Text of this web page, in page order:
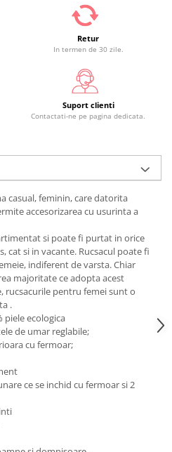
Retur
In termen de 30 zile.
Suport clienti
Contactati-ne pe pagina dedicata.
casual, feminin, care datorita
accesorizarea cu usurinta a
si poate fi purtat in orice
cat si in vacante. Rucsacul poate fi
indiferent de varsta. Chiar
majoritate ce adopta acest
rucsacurile pentru femei sunt o
.
piele ecologica
de umar reglabile;
cu fermoar;
ce se inchid cu fermoar si 2